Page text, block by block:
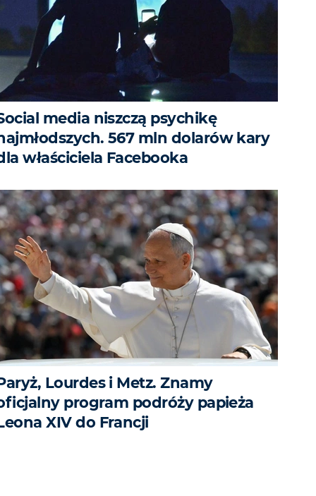
media niszczą psychikę
567 mln dolarów kary
właściciela Facebooka
Lourdes i Metz. Znamy
program podróży papieża
XIV do Francji